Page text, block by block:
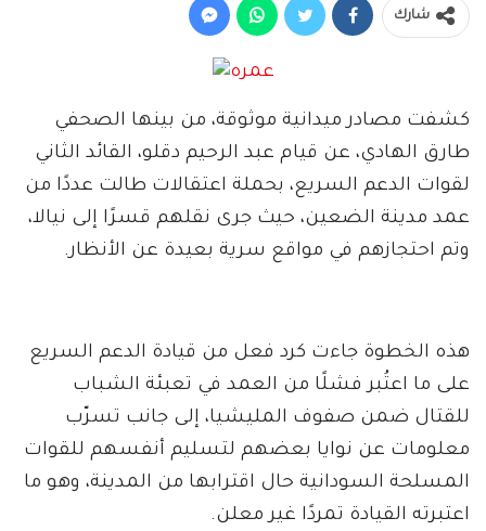
شارك
كشفت مصادر ميدانية موثوقة، من بينها الصحفي
طارق الهادي، عن قيام عبد الرحيم دقلو، القائد الثاني
لقوات الدعم السريع، بحملة اعتقالات طالت عددًا من
عمد مدينة الضعين، حيث جرى نقلهم قسرًا إلى نيالا،
وتم احتجازهم في مواقع سرية بعيدة عن الأنظار.
هذه الخطوة جاءت كرد فعل من قيادة الدعم السريع
على ما اعتُبر فشلًا من العمد في تعبئة الشباب
للقتال ضمن صفوف المليشيا، إلى جانب تسرّب
معلومات عن نوايا بعضهم لتسليم أنفسهم للقوات
المسلحة السودانية حال اقترابها من المدينة، وهو ما
اعتبرته القيادة تمردًا غير معلن.